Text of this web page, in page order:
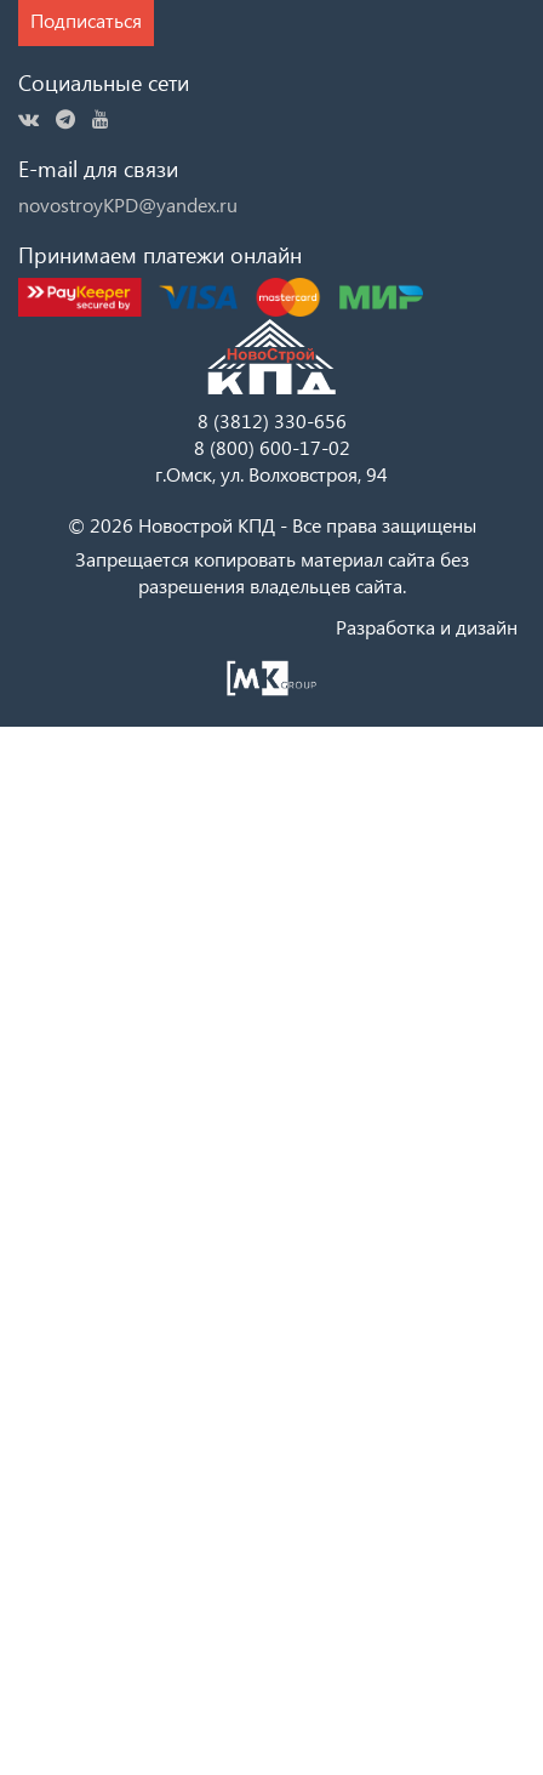
Подписаться
Социальные сети
E-mail для связи
novostroyKPD@yandex.ru
Принимаем платежи онлайн
8 (3812) 330-656
8 (800) 600-17-02
г.Омск, ул. Волховстроя, 94
© 2026 Новострой КПД - Все права защищены
Запрещается копировать материал сайта без
разрешения владельцев сайта.
Разработка и дизайн